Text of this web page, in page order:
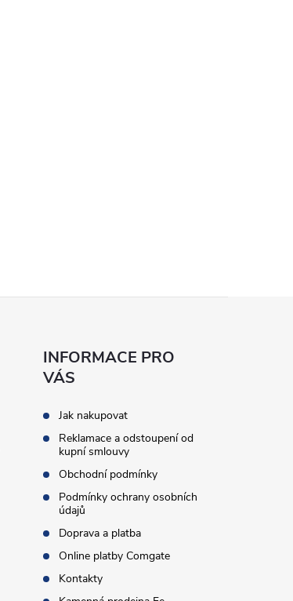
INFORMACE PRO
VÁS
Jak nakupovat
Reklamace a odstoupení od
kupní smlouvy
Obchodní podmínky
Podmínky ochrany osobních
údajů
Doprava a platba
Online platby Comgate
Kontakty